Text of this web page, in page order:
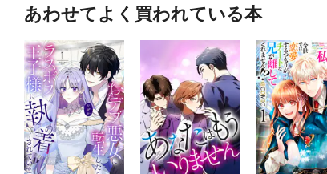
あわせてよく買われている本